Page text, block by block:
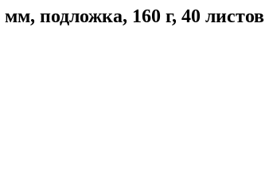
подложка, 160 г, 40 листов